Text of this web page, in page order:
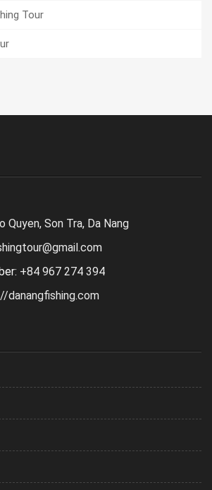
Tour
Quyen, Son Tra, Da Nang
+84 967 274 394
danangfishing.com